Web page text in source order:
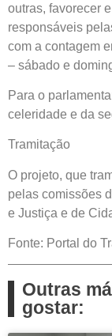
outras, favorecer
responsáveis
com a contagem
– sábado e
Para o
celeridade e da
Tramitação
O projeto, que
pelas comissões
e Justiça e de
Fonte: Portal do
Outras
gostar: